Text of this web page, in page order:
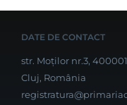
DATE DE CONTACT
str. Moților nr.3,
Cluj, România